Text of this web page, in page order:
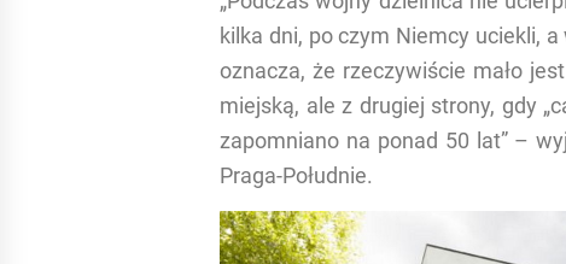
kilka dni, po czym Niemcy uciekli,
oznacza, że rzeczywiście mało
miejską, ale z drugiej strony, gdy
zapomniano na ponad 50 lat” –
Praga-Południe.